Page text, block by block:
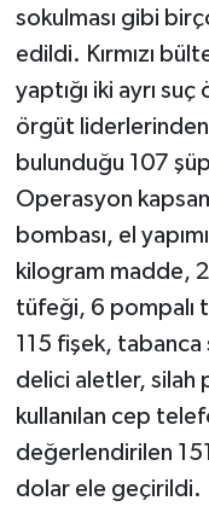
sokulması gibi
edildi. Kırmızı
yaptığı iki ayrı
örgüt liderlerinden
bulunduğu 107
Operasyon
bombası, el
kilogram madde,
tüfeği, 6 pompalı
115 fişek, tabanca
delici aletler, silah
kullanılan cep
değerlendirilen
dolar ele geçirildi.